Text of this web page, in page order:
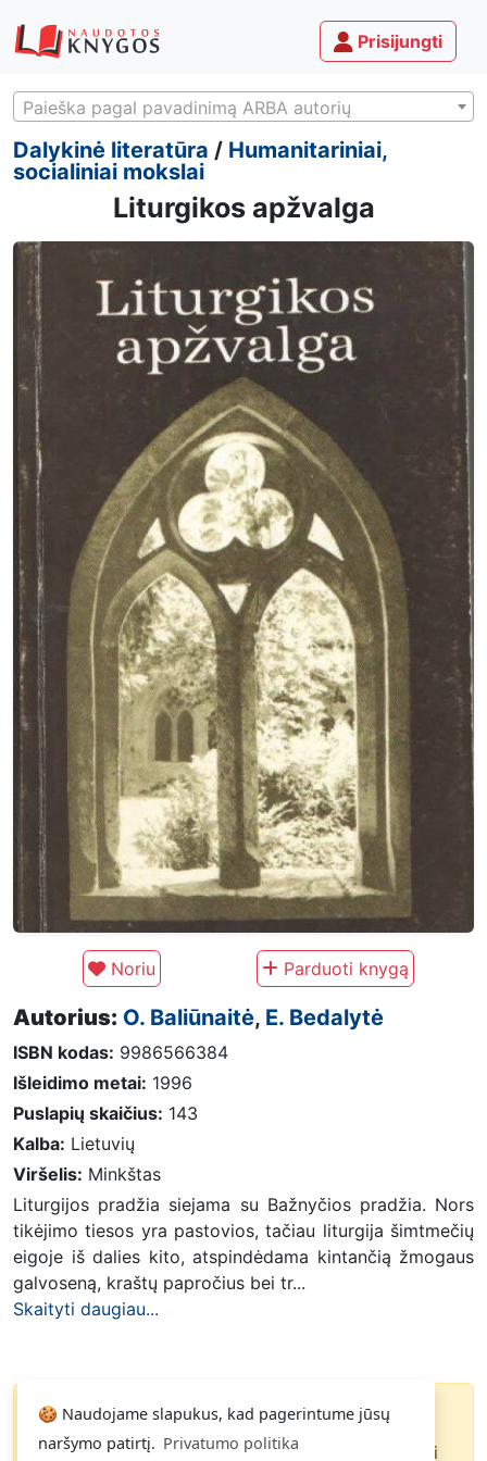
🍪 Naudojame slapukus, kad pagerintume jūsų
naršymo patirtį. Privatumo politika
Prisijungti
Paieška pagal pavadinimą ARBA autorių
Dalykinė literatūra / Humanitariniai,
socialiniai mokslai
Liturgikos apžvalga
Noriu Parduoti knygą
Autorius: O. Baliūnaitė, E. Bedalytė
ISBN kodas: 9986566384
Išleidimo metai: 1996
Puslapių skaičius: 143
Kalba: Lietuvių
Viršelis: Minkštas
Liturgijos pradžia siejama su Bažnyčios pradžia. Nors
tikėjimo tiesos yra pastovios, tačiau liturgija šimtmečių
eigoje iš dalies kito, atspindėdama kintančią žmogaus
galvoseną, kraštų papročius bei tr...
Skaityti daugiau...
Knyga parduota
Paspauskite
Noriu ir gausite pranešimą, kai